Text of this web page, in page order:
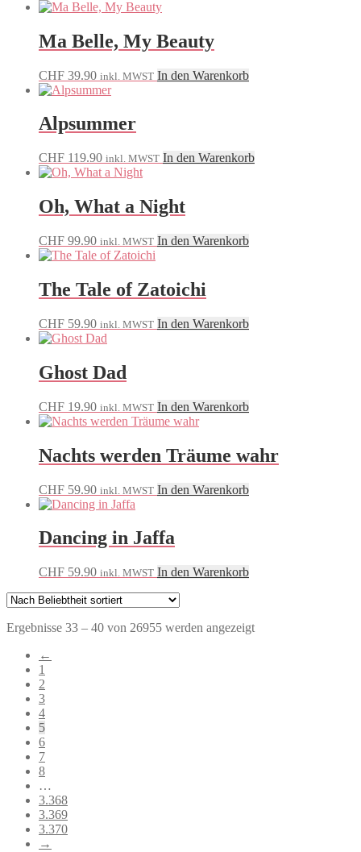
Ma Belle, My Beauty
CHF 39.90 inkl. MWST In den Warenkorb
Alpsummer
CHF 119.90 inkl. MWST In den Warenkorb
Oh, What a Night
CHF 99.90 inkl. MWST In den Warenkorb
The Tale of Zatoichi
CHF 59.90 inkl. MWST In den Warenkorb
Ghost Dad
CHF 19.90 inkl. MWST In den Warenkorb
Nachts werden Träume wahr
CHF 59.90 inkl. MWST In den Warenkorb
Dancing in Jaffa
CHF 59.90 inkl. MWST In den Warenkorb
Ergebnisse 33 – 40 von 26955 werden angezeigtNach
←
1
2
3
4
5
6
7
8
…
3.368
3.369
3.370
→